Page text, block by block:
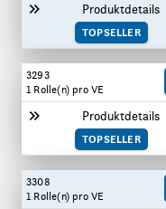
Produktdetails
TOPSELLER
3293
1 Rolle(n) pro VE
Produktdetails
TOPSELLER
3308
1 Rolle(n) pro VE